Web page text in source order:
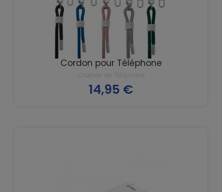
Cordon pour Téléphone
Chaînes de Téléphone
Prix
14,95 €